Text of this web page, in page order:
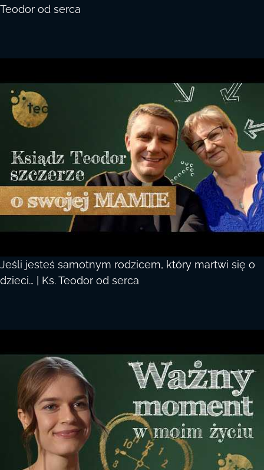
Teodor od serca
Jeśli jesteś samotnym rodzicem, który martwi się o
dzieci… | Ks. Teodor od serca